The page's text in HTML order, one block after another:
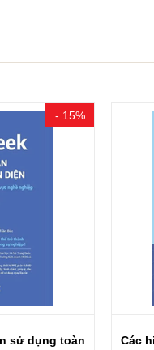
- 15%
sử dụng toàn
Các